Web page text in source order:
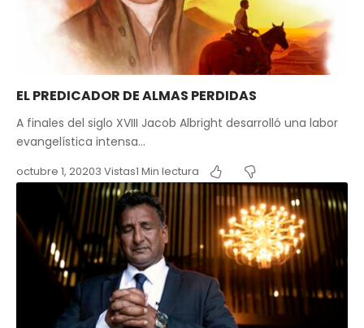
EL PREDICADOR DE ALMAS PERDIDAS
A finales del siglo XVIII Jacob Albright desarrolló una labor
evangelística intensa…
octubre 1, 20203 Vistas1 Min lectura